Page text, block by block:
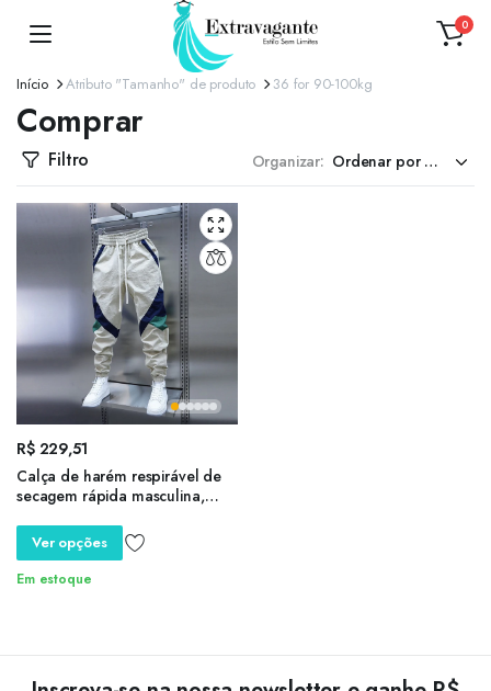
0
Início Atributo "Tamanho" de produto 36 for 90-100kg
Comprar
Filtro Organizar:
R$229,51
Calça de harém respirável de
secagem rápida masculina,
ao ar livre, roupa fina, marca
de luxo
Ver opções
Em estoque